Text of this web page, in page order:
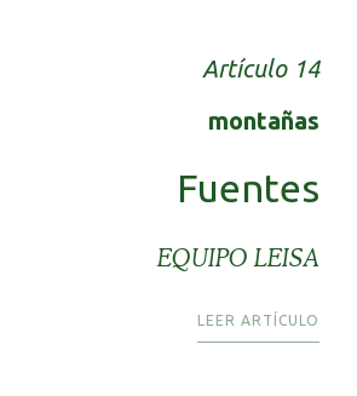
Artículo 14
montañas
Fuentes
EQUIPO LEISA
LEER ARTÍCULO